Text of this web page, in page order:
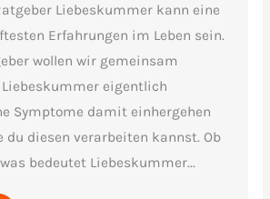
Liebeskummer kann eine
Erfahrungen im Leben sein.
wollen wir gemeinsam
Liebeskummer eigentlich
Symptome damit einhergehen
du diesen verarbeiten kannst. Ob
bedeutet Liebeskummer...